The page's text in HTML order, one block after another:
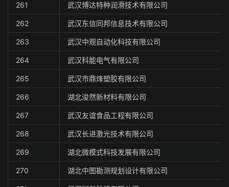
261 武汉博达特种润滑技术有限公司
262 武汉东信同邦信息技术有限公司
263 武汉中观自动化科技有限公司
264 武汉科能电气有限公司
265 武汉市鼎烽塑胶有限公司
266 湖北浚然新材料有限公司
267 武汉友谊食品工程有限公司
268 武汉长进激光技术有限公司
269 湖北微模式科技发展有限公司
270 湖北中图勘测规划设计有限公司